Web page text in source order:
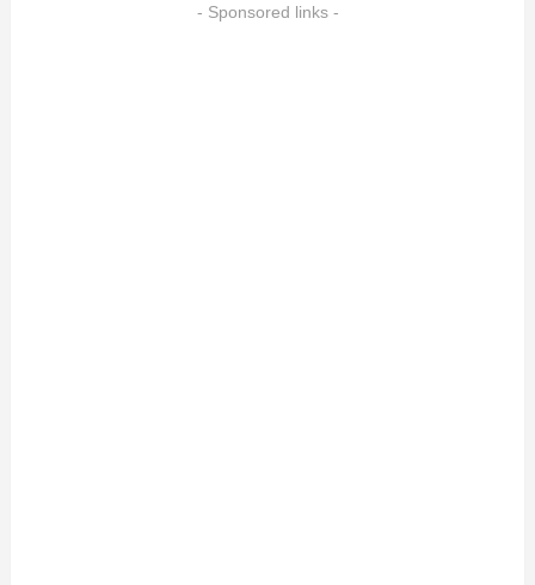
- Sponsored links -